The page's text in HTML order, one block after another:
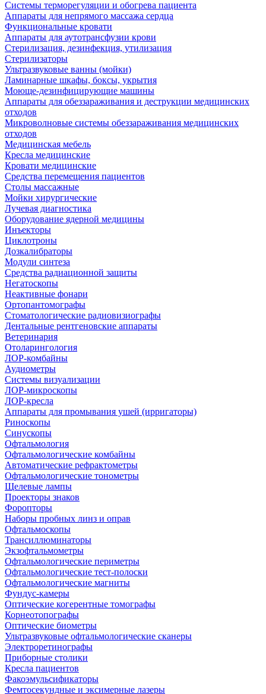
Системы терморегуляции и обогрева пациента
Аппараты для непрямого массажа сердца
Функциональные кровати
Аппараты для аутотрансфузии крови
Стерилизация, дезинфекция, утилизация
Стерилизаторы
Ультразвуковые ванны (мойки)
Ламинарные шкафы, боксы, укрытия
Моюще-дезинфицирующие машины
Аппараты для обеззараживания и деструкции медицинских
отходов
Микроволновые системы обеззараживания медицинских
отходов
Медицинская мебель
Кресла медицинские
Кровати медицинские
Средства перемещения пациентов
Столы массажные
Мойки хирургические
Лучевая диагностика
Оборудование ядерной медицины
Инъекторы
Циклотроны
Дозкалибраторы
Модули синтеза
Средства радиационной защиты
Негатоскопы
Неактивные фонари
Ортопантомографы
Стоматологические радиовизиографы
Дентальные рентгеновские аппараты
Ветеринария
Отоларингология
ЛОР-комбайны
Аудиометры
Системы визуализации
ЛОР-микроскопы
ЛОР-кресла
Аппараты для промывания ушей (ирригаторы)
Риноскопы
Синускопы
Офтальмология
Офтальмологические комбайны
Автоматические рефрактометры
Офтальмологические тонометры
Щелевые лампы
Проекторы знаков
Форопторы
Наборы пробных линз и оправ
Офтальмоскопы
Трансиллюминаторы
Экзофтальмометры
Офтальмологические периметры
Офтальмологические тест-полоски
Офтальмологические магниты
Фундус-камеры
Оптические когерентные томографы
Корнеотопографы
Оптические биометры
Ультразвуковые офтальмологические сканеры
Электроретинографы
Приборные столики
Кресла пациентов
Факоэмульсификаторы
Фемтосекундные и эксимерные лазеры